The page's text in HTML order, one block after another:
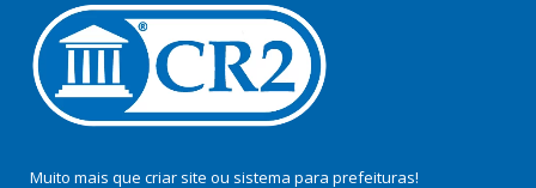
Muito mais que criar site ou sistema para prefeituras!